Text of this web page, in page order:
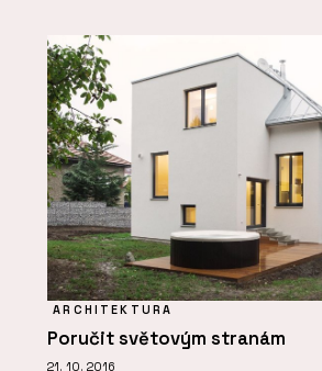
ARCHITEKTURA
Poručit světovým stranám
21. 10. 2016